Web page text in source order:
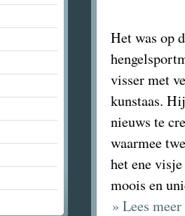
Het was op
visser met
kunstaas.
nieuws te
waarmee
het ene
moois en
» Lees